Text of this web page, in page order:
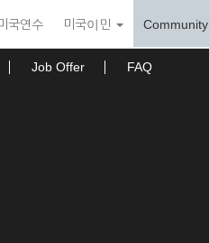
국연수 미국이민 Community
Job Offer FAQ